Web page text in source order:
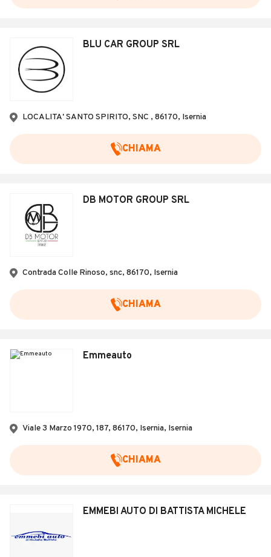
BLU CAR GROUP SRL
LOCALITA' SANTO SPIRITO, SNC , 86170, Isernia
CHIAMA
DB MOTOR GROUP SRL
Contrada Colle Rinoso, snc, 86170, Isernia
CHIAMA
Emmeauto
Viale 3 Marzo 1970, 187, 86170, Isernia, Isernia
CHIAMA
EMMEBI AUTO DI BATTISTA MICHELE